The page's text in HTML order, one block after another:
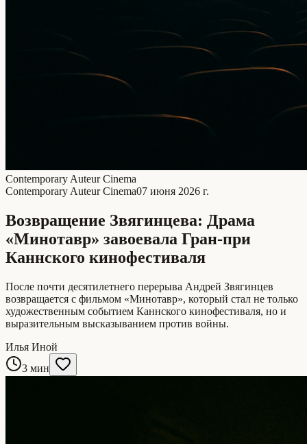
Contemporary Auteur Cinema
Contemporary Auteur Cinema07 июня 2026 г.
Возвращение Звягинцева: Драма
«Минотавр» завоевала Гран-при
Каннского кинофестиваля
После почти десятилетнего перерыва Андрей Звягинцев
возвращается с фильмом «Минотавр», который стал не только
художественным событием Каннского кинофестиваля, но и
выразительным высказыванием против войны.
Илья Иной
3 мин